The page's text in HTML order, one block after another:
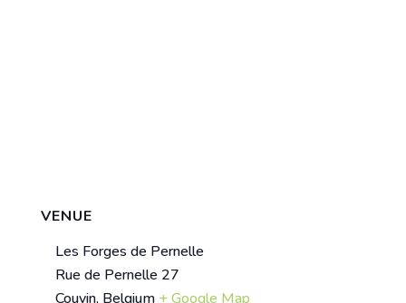
VENUE
Les Forges de Pernelle
Rue de Pernelle 27
Couvin, Belgium + Google Map